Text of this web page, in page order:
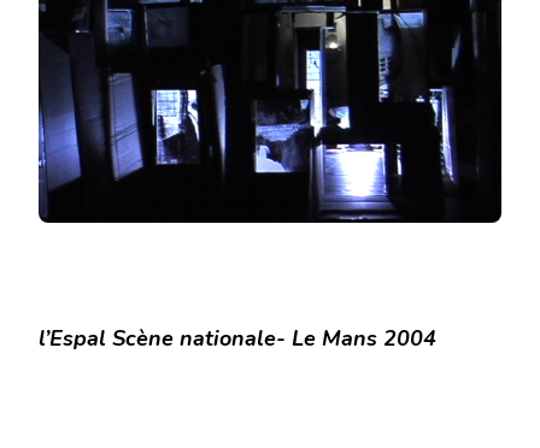
l’Espal Scène nationale- Le Mans 2004